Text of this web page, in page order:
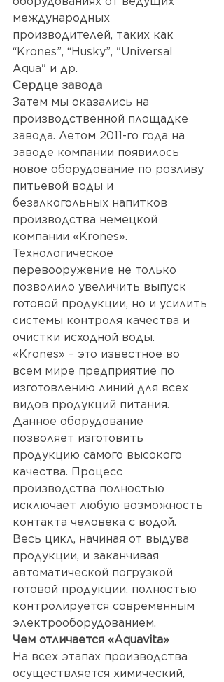
международных
производителей, таких как
“Krones”, “Husky”, "Universal
Aqua" и др.
Сердце завода
Затем мы оказались на
производственной площадке
завода. Летом 2011-го года на
заводе компании появилось
новое оборудование по розливу
питьевой воды и
безалкогольных напитков
производства немецкой
компании «Krones».
Технологическое
перевооружение не только
позволило увеличить выпуск
готовой продукции, но и усилить
системы контроля качества и
очистки исходной воды.
«Krones» – это известное во
всем мире предприятие по
изготовлению линий для всех
видов продукций питания.
Данное оборудование
позволяет изготовить
продукцию самого высокого
качества. Процесс
производства полностью
исключает любую возможность
контакта человека с водой.
Весь цикл, начиная от выдува
продукции, и заканчивая
автоматической погрузкой
готовой продукции, полностью
контролируется современным
электрооборудованием.
Чем отличается «Aquavita»
На всех этапах производства
осуществляется химический,